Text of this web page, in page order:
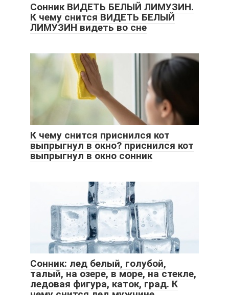
Сонник ВИДЕТЬ БЕЛЫЙ ЛИМУЗИН.
К чему снится ВИДЕТЬ БЕЛЫЙ
ЛИМУЗИН видеть во сне
К чему снится приснился кот
выпрыгнул в окно? приснился кот
выпрыгнул в окно сонник
Сонник: лед белый, голубой,
талый, на озере, в море, на стекле,
ледовая фигура, каток, град. К